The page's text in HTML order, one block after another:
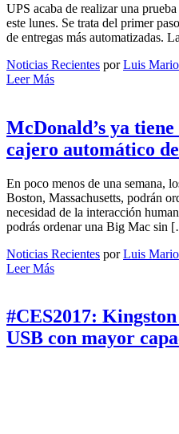
UPS acaba de realizar una
este lunes. Se trata del primer
de entregas más automatizadas.
Noticias Recientes porLuis
Leer Más
McDonald’s ya
cajero automático
En poco menos de una semana,
Boston, Massachusetts, podrán
necesidad de la interacción
podrás ordenar una Big Mac sin
Noticias Recientes porLuis
Leer Más
#CES2017:
USB con mayor